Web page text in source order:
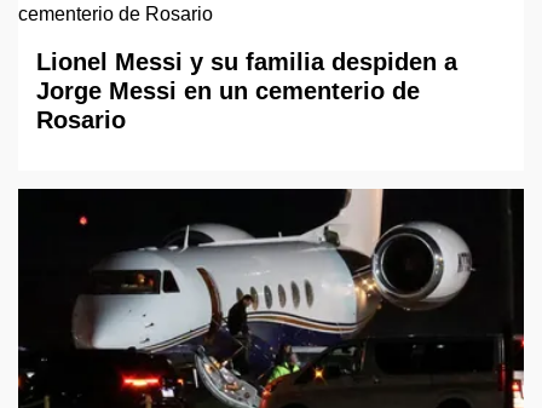
Lionel Messi y su familia despiden a
Jorge Messi en un cementerio de
Rosario